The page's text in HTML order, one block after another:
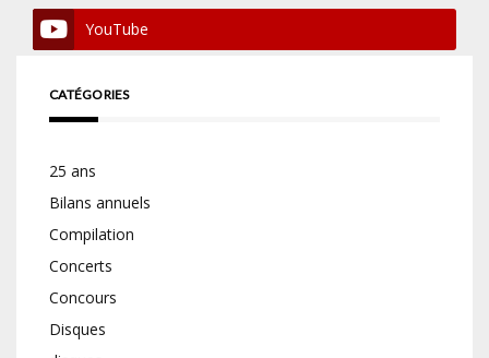
YouTube
CATÉGORIES
25 ans
Bilans annuels
Compilation
Concerts
Concours
Disques